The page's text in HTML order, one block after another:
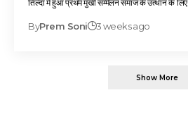
ByPrem Soni 3 weeks ago
Show More